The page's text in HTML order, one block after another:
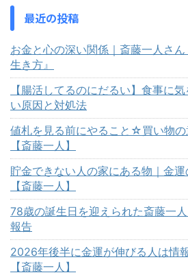
最近の投稿
お金と心の深い関係｜斎藤一人さ
生き方』
【腸活してるのにだるい】食事に
い原因と対処法
値札を見る前にやること☆買い物
【斎藤一人】
貯金できない人の家にある物｜金
【斎藤一人】
78歳の誕生日を迎えられた斎藤一
報告
2026年後半に金運が伸びる人は情
【斎藤一人】